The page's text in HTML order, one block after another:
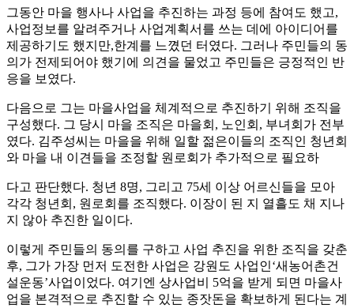
그동안 마을 행사나 사업을 추진하는 과정 등에 참여도 했고,
사업정보를 알려주거나 사업계획서를 쓰는 데에 아이디어를
제공하기도 했지만,한계를 느꼈던 터였다. 그러나 주민들의 동
의가 전제되어야 했기에 의견을 물었고 주민들은 긍정적인 반
응을 보였다.
다음으로 그는 마을사업을 체계적으로 추진하기 위해 조직을
구성했다. 그 당시 마을 조직은 마을회, 노인회, 부녀회가 전부
였다. 김주성씨는 마을을 위해 일할 젊은이들의 조직인 청년회
와 마을 내 이견들을 조정할 원로회가 추가적으로 필요하
다고 판단했다. 청년 8명, 그리고 75세 이상 어르신들을 모아
각각 청년회, 원로회를 조직했다. 이장이 된 지 열흘도 채 지나
지 않아 추진한 일이다.
이렇게 주민들의 동의를 구하고 사업 추진을 위한 조직을 갖춘
후, 그가 가장 먼저 도전한 사업은 강원도 사업인‘새농어촌건
설운동’사업이었다. 여기엔 상사업비 5억을 받게 되면 마을사
업을 본격적으로 추진할 수 있는 종잣돈을 확보하게 된다는 계